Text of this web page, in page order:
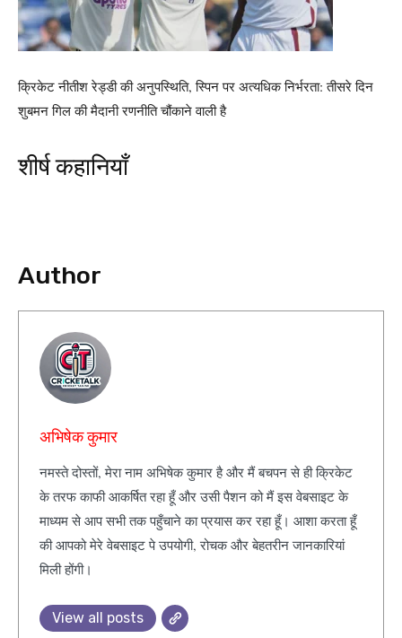
क्रिकेट नीतीश रेड्डी की अनुपस्थिति, स्पिन पर अत्यधिक निर्भरता: तीसरे दिन
शुबमन गिल की मैदानी रणनीति चौंकाने वाली है
शीर्ष कहानियाँ
Author
अभिषेक कुमार
नमस्ते दोस्तों, मेरा नाम अभिषेक कुमार है और मैं बचपन से ही क्रिकेट
के तरफ काफी आकर्षित रहा हूँ और उसी पैशन को मैं इस वेबसाइट के
माध्यम से आप सभी तक पहुँचाने का प्रयास कर रहा हूँ। आशा करता हूँ
की आपको मेरे वेबसाइट पे उपयोगी, रोचक और बेहतरीन जानकारियां
मिली होंगी।
View all posts